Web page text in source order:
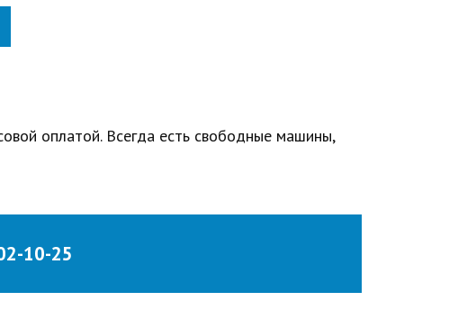
оплатой. Всегда есть свободные машины,
10-25